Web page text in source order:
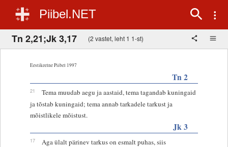
Piibel.NET
Tn 2,21;Jk 3,17 (2 vastet, leht 1 1-st)
Eestikeelne Piibel 1997
Tn 2
21
Tema muudab aegu ja aastaid, tema tagandab kuningaid
ja tõstab kuningaid; tema annab tarkadele tarkust ja
mõistlikele mõistust.
Jk 3
17
Aga ülalt pärinev tarkus on esmalt puhas, siis